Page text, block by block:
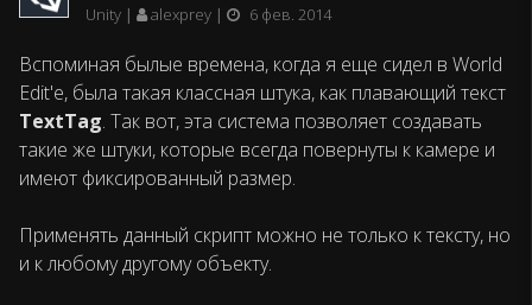
Unity alexprey 6 фев. 2014
Вспоминая былые времена, когда я еще сидел в World
Edit'е, была такая классная штука, как плавающий текст
TextTag. Так вот, эта система позволяет создавать
такие же штуки, которые всегда повернуты к камере и
имеют фиксированный размер.
Применять данный скрипт можно не только к тексту, но
и к любому другому объекту.